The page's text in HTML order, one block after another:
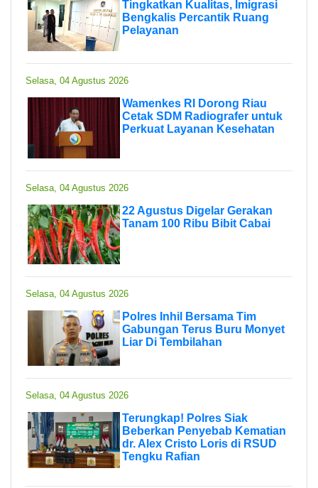
Tingkatkan Kualitas, Imigrasi
Bengkalis Percantik Ruang
Pelayanan
Selasa, 04 Agustus 2026
Wamenkes RI Dorong Riau
Cetak SDM Radiografer untuk
Perkuat Layanan Kesehatan
Selasa, 04 Agustus 2026
22 Agustus Digelar Gerakan
Tanam 100 Ribu Bibit Cabai
Selasa, 04 Agustus 2026
Polres Inhil Bersama Tim
Gabungan Terus Buru Monyet
Liar Di Tembilahan
Selasa, 04 Agustus 2026
Terungkap! Polres Siak
Beberkan Penyebab Kematian
dr. Alex Cristo Loris di RSUD
Tengku Rafian